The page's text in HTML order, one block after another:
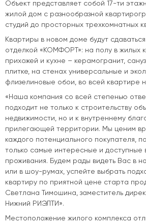
Объект представляет собой 17-ти
жилой дом с разнообразной
студий до просторных трехкомнатных
Квартиры в новом доме будут
отделкой «КОМФОРТ»: на полу в жилых
прихожей и кухне – керамогранит,
плитке, на стенах универсальные и
флизелиновые обои, во всей квартире
«Наша компания со всей степенью
подходит не только к строительству
недвижимости, но и к внутреннему
прилегающей территории. Мы ценим
каждого потенциального покупателя,
только самые интересные и
проживания. Будем рады видеть Вас в
или в шоу-румах, успейте выбрать
квартиру по приятной цене старта
Светлана Тимошина, заместитель
Нижний РИЭЛТИ».
Местоположение жилого комплекса